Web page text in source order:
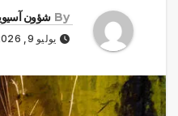
By شؤون
يوليو 9, 2026